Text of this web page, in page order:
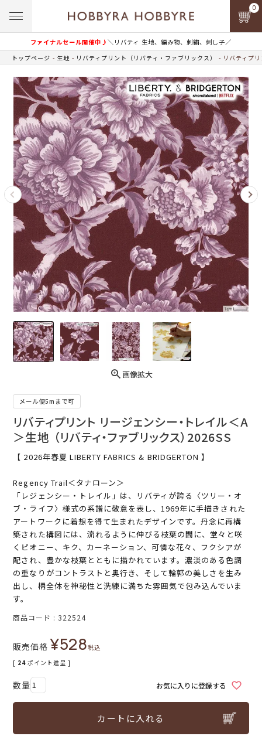
ファイナルセール開催中♪＼リバティ 生地、編み物、刺繍、刺し子／
0
トップページ 生地 リバティプリント（リバティ・ファブリックス） リバティプ
画像拡大
メール便5mまで可
リバティプリント リージェンシー・トレイル＜A
＞生地 （リバティ・ファブリックス）2026SS
【 2026年春夏 LIBERTY FABRICS & BRIDGERTON 】
Regency Trail＜タナローン＞
「レジェンシー・トレイル」は、リバティが誇る〈ツリー・オ
ブ・ライフ〉様式の系譜に敬意を表し、1969年に手描きされた
アートワークに着想を得て生まれたデザインです。丹念に再構
築された構図には、流れるように伸びる枝葉の間に、堂々と咲
くピオニー、キク、カーネーション、可憐な花々、フクシアが
配され、豊かな枝葉とともに描かれています。濃淡のある色調
の重なりがコントラストと奥行き、そして輪郭の美しさを生み
出し、柄全体を神秘性と洗練に満ちた雰囲気で包み込んでいま
す。
商品コード 322524
販売価格 ¥528税込
[ 24 ポイント進呈 ]
お気に入りに登録する
カートに入れる